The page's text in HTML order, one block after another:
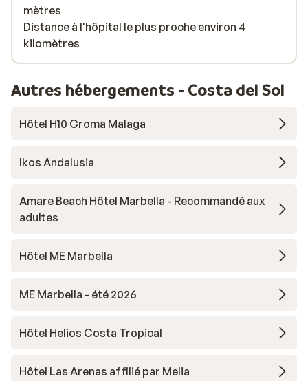
mètres
Distance à l'hôpital le plus proche environ 4
kilomètres
Autres hébergements - Costa del Sol
Hôtel H10 Croma Malaga
Ikos Andalusia
Amare Beach Hôtel Marbella - Recommandé aux
adultes
Hôtel ME Marbella
ME Marbella - été 2026
Hôtel Helios Costa Tropical
Hôtel Las Arenas affilié par Melia